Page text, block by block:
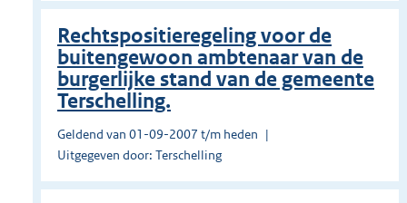
Rechtspositieregeling voor de
buitengewoon ambtenaar van de
burgerlijke stand van de gemeente
Terschelling.
Geldend van 01-09-2007 t/m heden
Uitgegeven door: Terschelling